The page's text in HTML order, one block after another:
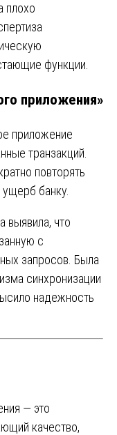
плохо
функции.
приложения»
приложение
транзакций.
повторять
банку.
выявила, что
с
запросов. Была
синхронизации
надежность
— это
качество,